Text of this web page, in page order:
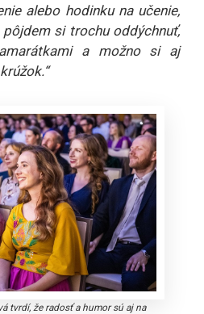
alebo hodinku na učenie,
si trochu oddýchnuť,
a možno si aj
tvrdí, že radosť a humor sú aj na